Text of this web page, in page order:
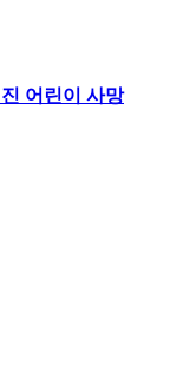
어린이 사망